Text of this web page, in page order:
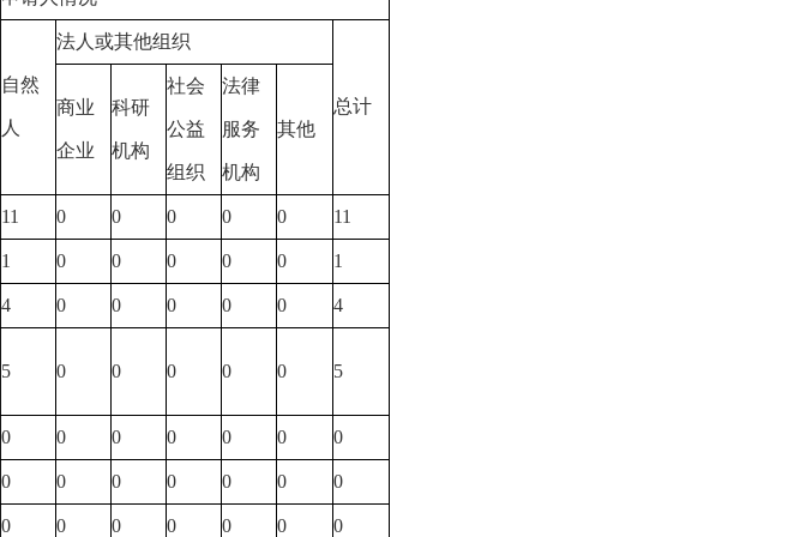
自然
人
法人或其他组织
总计
商业
企业
科研
机构
社会
公益
组织
法律
服务
机构
其他
11 0 0 0 0 0 11
1 0 0 0 0 0 1
4 0 0 0 0 0 4
5 0 0 0 0 0 5
0 0 0 0 0 0 0
0 0 0 0 0 0 0
0 0 0 0 0 0 0